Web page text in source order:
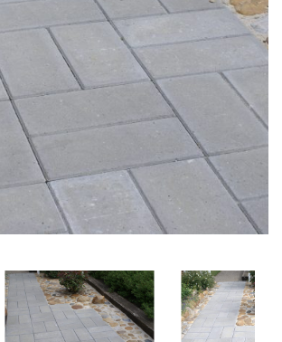
Döshultsvägen 658
26365 Viken
Sverige